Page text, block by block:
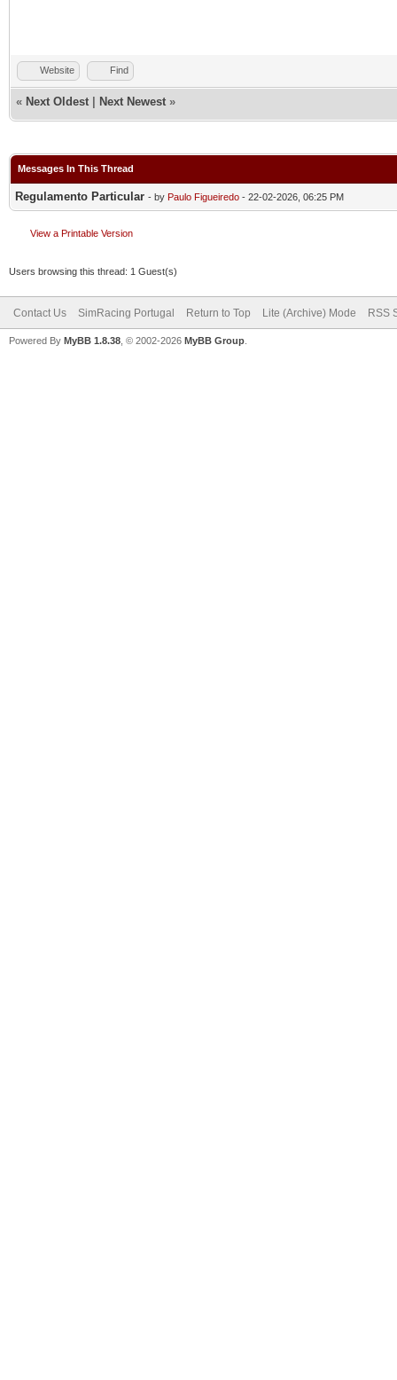
Website Find
« Next Oldest Next Newest »
Messages In This Thread
Regulamento Particular - by Paulo Figueiredo - 22-02-2026, 06:25 PM
View a Printable Version
Users browsing this thread: 1 Guest(s)
Contact Us SimRacing Portugal Return to Top Lite (Archive) Mode RSS
Powered By MyBB 1.8.38 , © 2002-2026 MyBB Group